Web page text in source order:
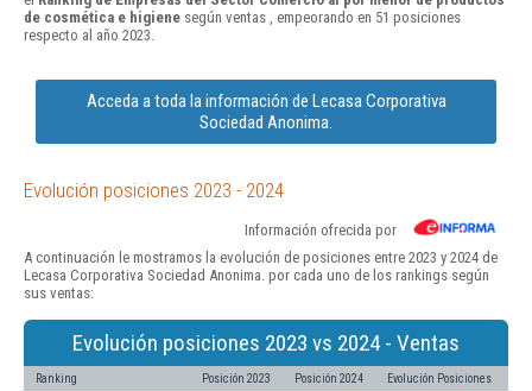
de cosmética e higiene según ventas , empeorando en 51 posiciones
respecto al año 2023.
Acceda a toda la información de Lecasa Corporativa
Sociedad Anonima.
Evolución posiciones 2023 - 2024
Información ofrecida por
A continuación le mostramos la evolución de posiciones entre 2023 y 2024 de
Lecasa Corporativa Sociedad Anonima. por cada uno de los rankings según
sus ventas:
Evolución posiciones 2023 vs 2024 - Ventas
Ranking Posición 2023 Posición 2024 Evolución Posiciones